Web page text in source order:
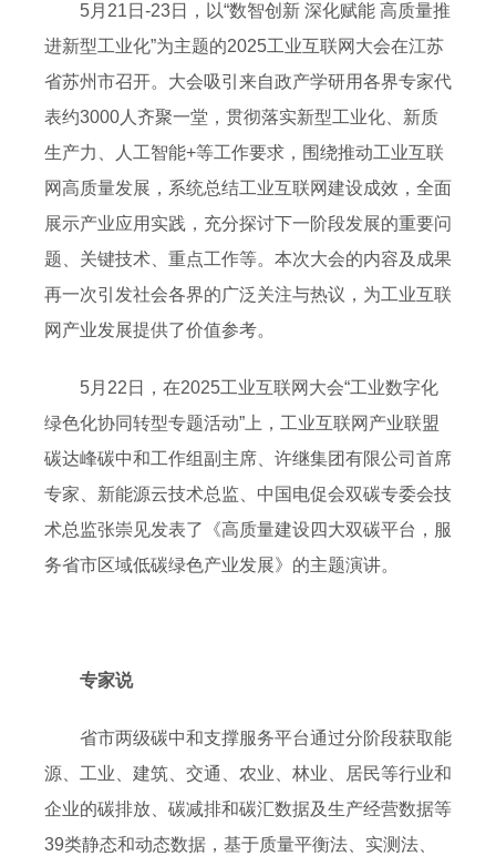
5月21日-23日，以“数智创新 深化赋能 高质量推
进新型工业化”为主题的2025工业互联网大会在江苏
省苏州市召开。大会吸引来自政产学研用各界专家代
表约3000人齐聚一堂，贯彻落实新型工业化、新质
生产力、人工智能+等工作要求，围绕推动工业互联
网高质量发展，系统总结工业互联网建设成效，全面
展示产业应用实践，充分探讨下一阶段发展的重要问
题、关键技术、重点工作等。本次大会的内容及成果
再一次引发社会各界的广泛关注与热议，为工业互联
网产业发展提供了价值参考。
5月22日，在2025工业互联网大会“工业数字化
绿色化协同转型专题活动”上，工业互联网产业联盟
碳达峰碳中和工作组副主席、许继集团有限公司首席
专家、新能源云技术总监、中国电促会双碳专委会技
术总监张崇见发表了《高质量建设四大双碳平台，服
务省市区域低碳绿色产业发展》的主题演讲。
专家说
省市两级碳中和支撑服务平台通过分阶段获取能
源、工业、建筑、交通、农业、林业、居民等行业和
企业的碳排放、碳减排和碳汇数据及生产经营数据等
39类静态和动态数据，基于质量平衡法、实测法、